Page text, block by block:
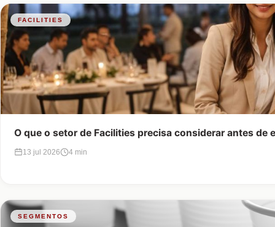
FACILITIES
O que o setor de Facilities precisa considerar antes de
13 jul 2026 4 min
SEGMENTOS